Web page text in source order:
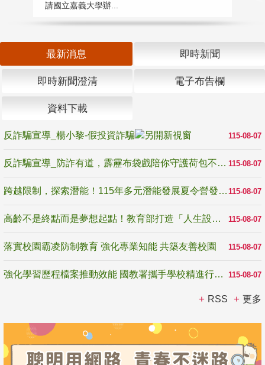
請國立嘉義大學辦...
最新消息 即時新聞
即時新聞澄清 電子布告欄
資料下載
115-08-07
反詐騙宣導_楊小黎-假投資詐騙
115-08-07
反詐騙宣導_防詐有道，霹靂布袋戲陪你守護荷包不受騙
115-08-07
跨越限制，探索潛能！115年多元潛能發展夏令營發掘生命無限可能
115-08-07
高齡不是終點而是夢想起點！教育部打造「人生設計夢工場」 參展第3屆高齡健康產業博覽會
115-08-07
落實校園霸凌防制教育 強化專業知能 共築友善校園
115-08-07
強化學習歷程檔案推動效能 國教署攜手學校精進行政與教學支持
RSS 更多